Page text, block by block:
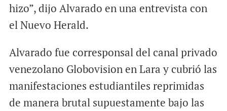
hizo”, dijo Alvarado en una entrevista con
el Nuevo Herald.
Alvarado fue corresponsal del canal privado
venezolano Globovision en Lara y cubrió las
manifestaciones estudiantiles reprimidas
de manera brutal supuestamente bajo las